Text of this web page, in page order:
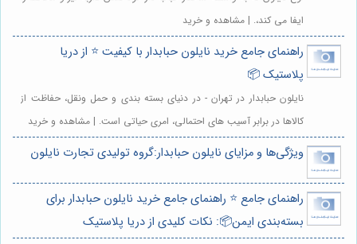
ایفا می کند،. | مشاهده و خرید
راهنمای جامع خرید نایلون حبابدار با کیفیت ⭐️ از دریا
پلاستیک 📦
نایلون حبابدار در تهران - در دنیای بسته بندی و حمل ونقل، حفاظت از
کالاها در برابر آسیب های احتمالی، امری حیاتی است. | مشاهده و خرید
ویژگی‌ها و مزایای نایلون حبابدار:گروه تولیدی تجارت نایلون
راهنمای جامع ⭐️ راهنمای جامع خرید نایلون حبابدار برای
بسته‌بندی ایمن📦: نکات کلیدی از دریا پلاستیک